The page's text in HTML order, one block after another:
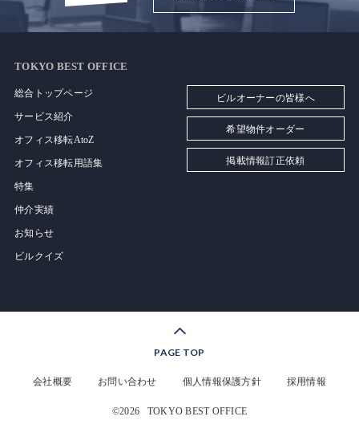
TOKYO BEST OFFICE
総合トップページ
サービス紹介
オフィス移転AtoZ
オフィス移転用語集
特集
仲介実績
お知らせ
ビルクイズ
ビルオーナーの皆様へ
希望物件オーダー
掲載情報訂正依頼
PAGE TOP
会社概要 お問い合わせ 個人情報保護方針 採用情報
©2026 TOKYO BEST OFFICE